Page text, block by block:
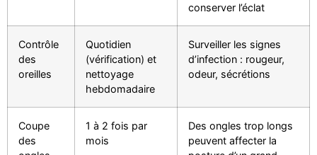
conserver l’éclat
Contrôle
des
oreilles
Quotidien
(vérification) et
nettoyage
hebdomadaire
Surveiller les signes
d’infection : rougeur,
odeur, sécrétions
Coupe
des
1 à 2 fois par
mois
Des ongles trop longs
peuvent affecter la